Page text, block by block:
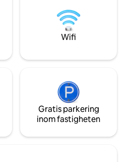
lite
för några
Kolla in
uppleva denna
hoppas verkligen
trivas med att bo
Tembi.
Wifi
Gratis parkering
inom fastigheten